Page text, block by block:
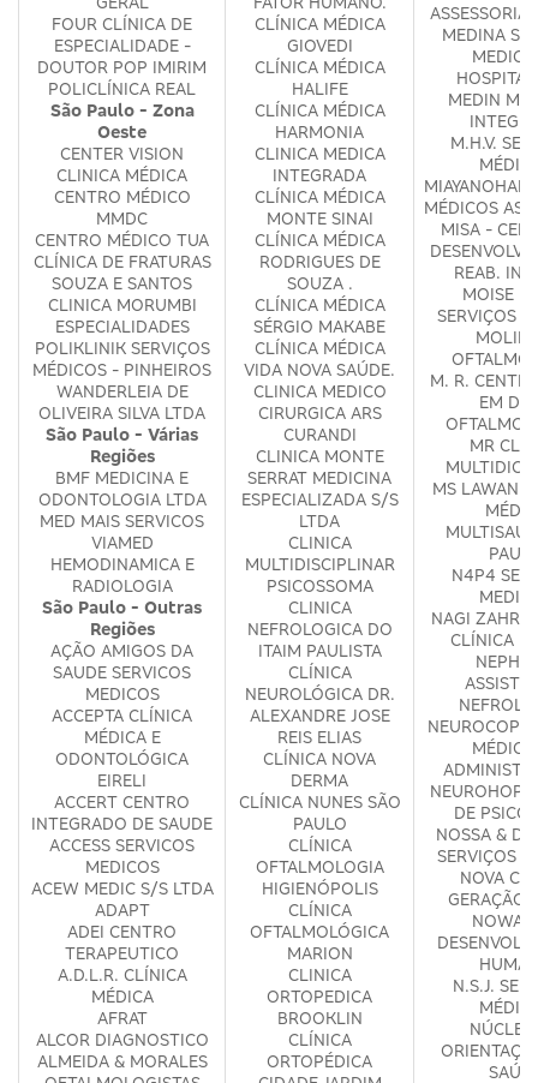
FOUR CLÍNICA DE
ESPECIALIDADE -
DOUTOR POP IMIRIM
POLICLÍNICA REAL
São Paulo - Zona
Oeste
CENTER VISION
CLINICA MÉDICA
CENTRO MÉDICO
MMDC
CENTRO MÉDICO TUA
CLÍNICA DE FRATURAS
SOUZA E SANTOS
CLINICA MORUMBI
ESPECIALIDADES
POLIKLINIK SERVIÇOS
MÉDICOS - PINHEIROS
WANDERLEIA DE
OLIVEIRA SILVA LTDA
São Paulo - Várias
Regiões
BMF MEDICINA E
ODONTOLOGIA LTDA
MED MAIS SERVICOS
VIAMED
HEMODINAMICA E
RADIOLOGIA
São Paulo - Outras
Regiões
AÇÃO AMIGOS DA
SAUDE SERVICOS
MEDICOS
ACCEPTA CLÍNICA
MÉDICA E
ODONTOLÓGICA
EIRELI
ACCERT CENTRO
INTEGRADO DE SAUDE
ACCESS SERVICOS
MEDICOS
ACEW MEDIC S/S LTDA
ADAPT
ADEI CENTRO
TERAPEUTICO
A.D.L.R. CLÍNICA
MÉDICA
AFRAT
ALCOR DIAGNOSTICO
ALMEIDA & MORALES
CLÍNICA MÉDICA
GIOVEDI
CLÍNICA MÉDICA
HALIFE
CLÍNICA MÉDICA
HARMONIA
CLINICA MEDICA
INTEGRADA
CLÍNICA MÉDICA
MONTE SINAI
CLÍNICA MÉDICA
RODRIGUES DE
SOUZA .
CLÍNICA MÉDICA
SÉRGIO MAKABE
CLÍNICA MÉDICA
VIDA NOVA SAÚDE.
CLINICA MEDICO
CIRURGICA ARS
CURANDI
CLINICA MONTE
SERRAT MEDICINA
ESPECIALIZADA S/S
LTDA
CLINICA
MULTIDISCIPLINAR
PSICOSSOMA
CLINICA
NEFROLOGICA DO
ITAIM PAULISTA
CLÍNICA
NEUROLÓGICA DR.
ALEXANDRE JOSE
REIS ELIAS
CLÍNICA NOVA
DERMA
CLÍNICA NUNES SÃO
PAULO
CLÍNICA
OFTALMOLOGIA
HIGIENÓPOLIS
CLÍNICA
OFTALMOLÓGICA
MARION
CLINICA
ORTOPEDICA
BROOKLIN
CLÍNICA
ORTOPÉDICA
ASSESSORIA
MEDINA
MEDIN
M.H.V.
MÉDICOS
MISA -
REAB.
MOISE
SERVIÇOS
M. R.
EM
MR
MS LAWAND
N4P4
NAGI ZAHR
CLÍNICA
NEUROCOP
DE
NOSSA &
SERVIÇOS
NOVA
GERAÇÃO
NOWA
N.S.J.